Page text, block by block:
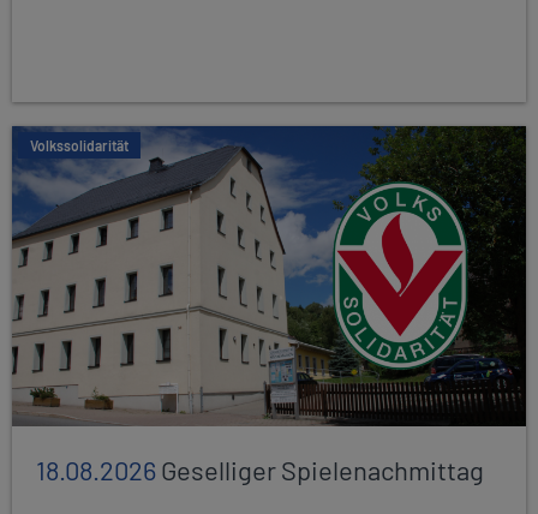
Volkssolidarität
18.08.2026Geselliger Spielenachmittag